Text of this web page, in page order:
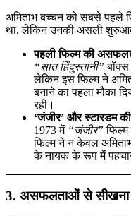
अमिताभ बच्चन को सबसे पहले
था, लेकिन उनकी असली
पहली फिल्म की
“सात हिंदुस्तानी”
लेकिन इस फिल्म ने
बनाने का पहला मौका
रही।
‘जंजीर’ और स्टारडम
1973 में “जंजीर” फिल्म
फिल्म ने न केवल
के नायक के रूप में
3. असफलताओं से सीखना